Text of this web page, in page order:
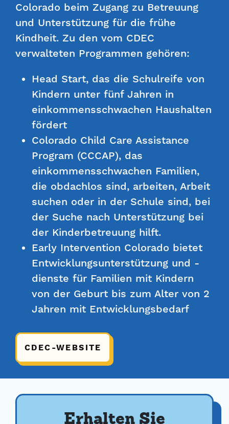
Colorado beim Zugang zu Betreuung
und Unterstützung für die frühe
Kindheit. Zu den vom CDEC
verwalteten Programmen gehören:
Head Start, das die Schulreife von
Kindern unter fünf Jahren in
einkommensschwachen Haushalten
fördert
Colorado Child Care Assistance
Program (CCCAP), das
einkommensschwachen Familien,
die obdachlos sind, arbeiten, Arbeit
suchen oder in der Schule sind, bei
der Suche nach Unterstützung bei
der Kinderbetreuung hilft.
Early Intervention Colorado bietet
Entwicklungsunterstützung und -
dienste für Familien mit Kindern
von der Geburt bis zum Alter von 2
Jahren mit Entwicklungsbedarf
CDEC-WEBSITE
Erhalten Sie